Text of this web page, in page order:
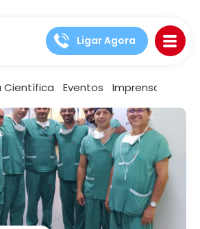
Ligar Agora
Científica Eventos Imprensa